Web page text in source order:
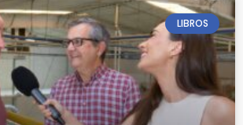
LIBROS